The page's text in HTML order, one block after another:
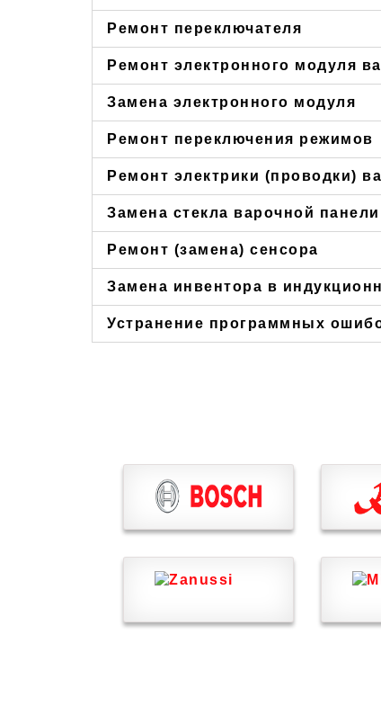
Ремонт переключателя
Ремонт электронного модуля
Замена электронного модуля
Ремонт переключения режимов
Ремонт электрики (проводки)
Замена стекла варочной панели
Ремонт (замена) сенсора
Замена инвентора в
Устранение программных